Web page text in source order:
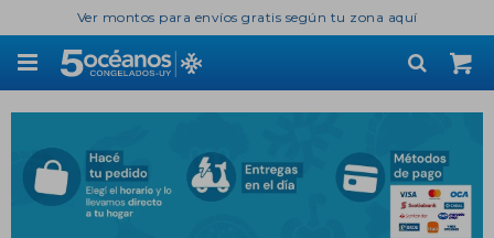
Ver montos para envíos gratis según tu zona aquí
